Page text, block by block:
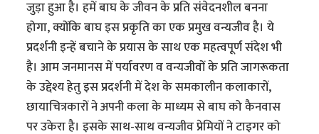
जुड़ा हुआ है। हमें बाघ के जीवन के प्रति संवेदनशील बनना
होगा, क्योंकि बाघ इस प्रकृति का एक प्रमुख वन्यजीव है। ये
प्रदर्शनी इन्हें बचाने के प्रयास के साथ एक महत्वपूर्ण संदेश भी
है। आम जनमानस में पर्यावरण व वन्यजीवों के प्रति जागरूकता
के उद्देश्य हेतु इस प्रदर्शनी में देश के समकालीन कलाकारों,
छायाचित्रकारों ने अपनी कला के माध्यम से बाघ को कैनवास
पर उकेरा है। इसके साथ-साथ वन्यजीव प्रेमियों ने टाइगर को